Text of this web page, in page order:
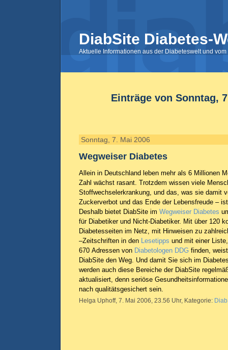
DiabSite Diabetes-
Aktuelle Informationen aus der Diabeteswelt und
Einträge von Sonntag,
Sonntag, 7. Mai 2006
Wegweiser Diabetes
Allein in Deutschland leben mehr als 6 Millionen
Zahl wächst rasant. Trotzdem wissen viele
Stoffwechselerkrankung, und das, was sie damit
Zuckerverbot und das Ende der Lebensfreude –
Deshalb bietet DiabSite im Wegweiser Diabetes
für Diabetiker und Nicht-Diabetiker. Mit über 120
Diabetesseiten im Netz, mit Hinweisen zu
–Zeitschriften in den Lesetipps und mit einer
670 Adressen von Diabetologen DDG finden,
DiabSite den Weg. Und damit Sie sich im
werden auch diese Bereiche der DiabSite
aktualisiert, denn seriöse
nach qualitätsgesichert sein.
Helga Uphoff, 7. Mai 2006, 23.56 Uhr, Kategorie: